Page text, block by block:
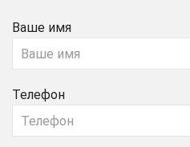
Ваше имя
Телефон